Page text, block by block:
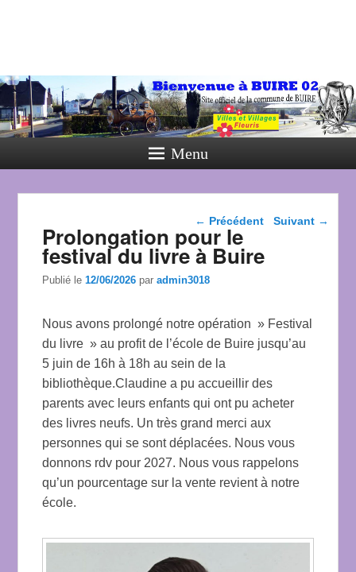
Menu
Navigation dans les
← Précédent Suivant →
Prolongation pour le
festival du livre à Buire
Publié le12/06/2026 paradmin3018
Nous avons prolongé notre opération » Festival
du livre » au profit de l’école de Buire jusqu’au
5 juin de 16h à 18h au sein de la
bibliothèque.Claudine a pu accueillir des
parents avec leurs enfants qui ont pu acheter
des livres neufs. Un très grand merci aux
personnes qui se sont déplacées. Nous vous
donnons rdv pour 2027. Nous vous rappelons
qu’un pourcentage sur la vente revient à notre
école.